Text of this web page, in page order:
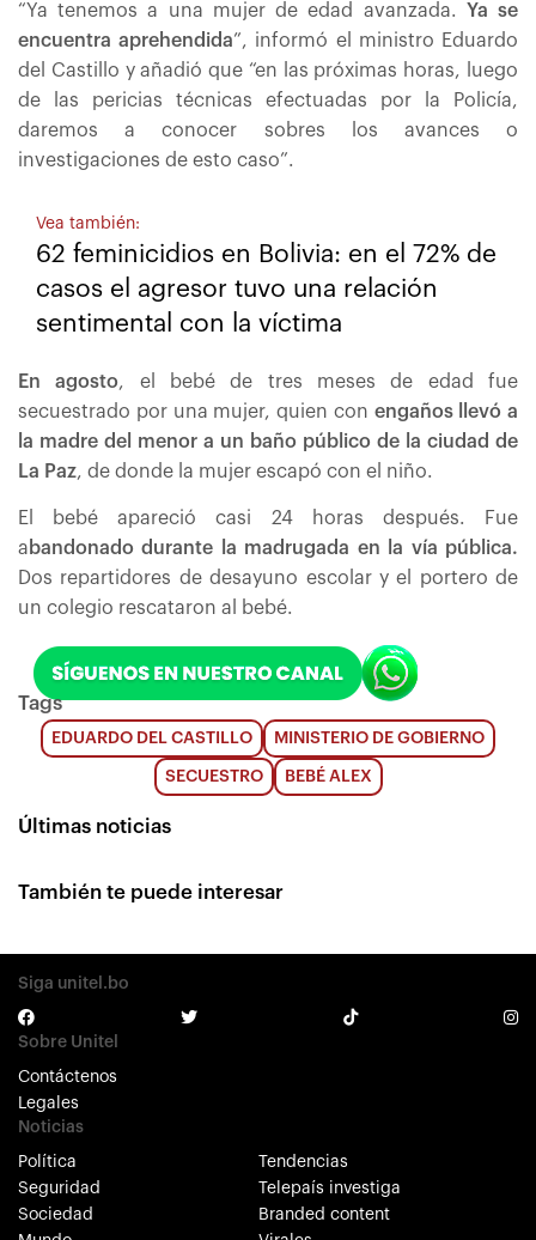
“Ya tenemos a una mujer de edad avanzada. Ya se
encuentra aprehendida”, informó el ministro Eduardo
del Castillo y añadió que “en las próximas horas, luego
de las pericias técnicas efectuadas por la Policía,
daremos a conocer sobres los avances o
investigaciones de esto caso”.
Vea también:
62 feminicidios en Bolivia: en el 72% de
casos el agresor tuvo una relación
sentimental con la víctima
En agosto, el bebé de tres meses de edad fue
secuestrado por una mujer, quien con engaños llevó a
la madre del menor a un baño público de la ciudad de
La Paz, de donde la mujer escapó con el niño.
El bebé apareció casi 24 horas después. Fue
a bandonado durante la madrugada en la vía pública.
Dos repartidores de desayuno escolar y el portero de
un colegio rescataron al bebé.
Tags
EDUARDO DEL CASTILLO MINISTERIO DE GOBIERNO
SECUESTRO BEBÉ ALEX
Últimas noticias
También te puede interesar
Siga unitel.bo
Sobre Unitel
Contáctenos
Legales
Noticias
Política
Seguridad
Sociedad
Tendencias
Telepaís investiga
Branded content